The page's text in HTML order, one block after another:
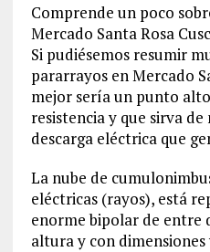
Comprende un poco
Mercado Santa Rosa
Si pudiésemos resumir
pararrayos en Mercado
mejor sería un punto
resistencia y que sirva
descarga eléctrica que
La nube de
eléctricas (rayos), está
enorme bipolar de entre
altura y con dimensiones